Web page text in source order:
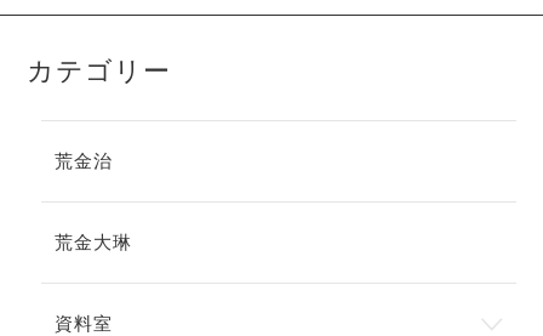
カテゴリー
荒金治
荒金大琳
資料室